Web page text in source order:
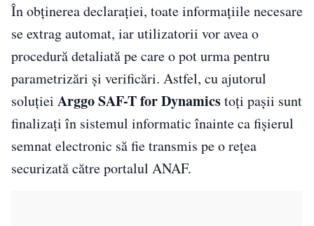
În obținerea declarației, toate informațiile necesare
se extrag automat, iar utilizatorii vor avea o
procedură detaliată pe care o pot urma pentru
parametrizări și verificări. Astfel, cu ajutorul
soluției Arggo SAF-T for Dynamicstoți pașii sunt
finalizați în sistemul informatic înainte ca fișierul
semnat electronic să fie transmis pe o rețea
securizată către portalul ANAF.